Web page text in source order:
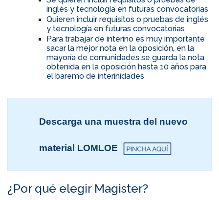
inglés y tecnología en futuras convocatorias
Quieren incluir requisitos o pruebas de inglés
y tecnología en futuras convocatorias
Para trabajar de interino es muy importante
sacar la mejor nota en la oposición, en la
mayoría de comunidades se guarda la nota
obtenida en la oposición hasta 10 años para
el baremo de interinidades
Descarga una muestra del nuevo
material LOMLOE
¿Por qué elegir Magister?